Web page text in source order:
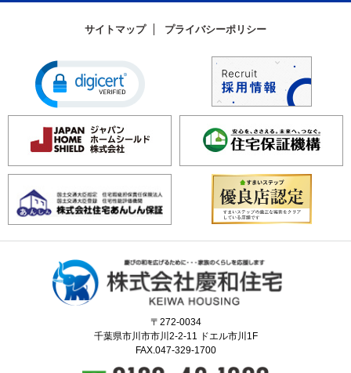
サイトマップ プライバシーポリシー
〒272-0034
千葉県市川市市川2-2-11 ドエル市川1F
FAX.047-329-1700